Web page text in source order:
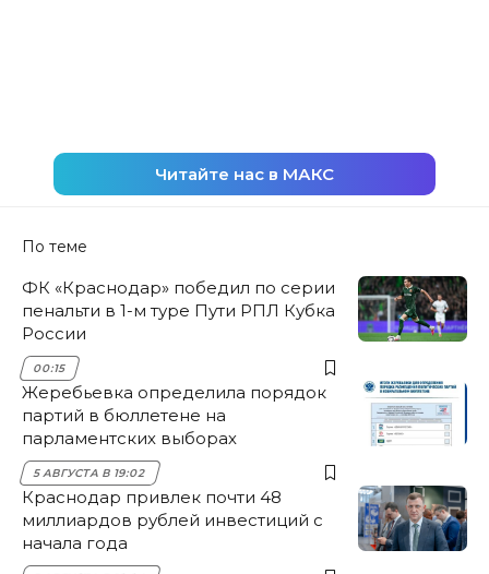
Читайте нас в МАКС
По теме
ФК «Краснодар» победил по серии
пенальти в 1-м туре Пути РПЛ Кубка
России
00:15
Жеребьевка определила порядок
партий в бюллетене на
парламентских выборах
5 АВГУСТА В 19:02
Краснодар привлек почти 48
миллиардов рублей инвестиций с
начала года